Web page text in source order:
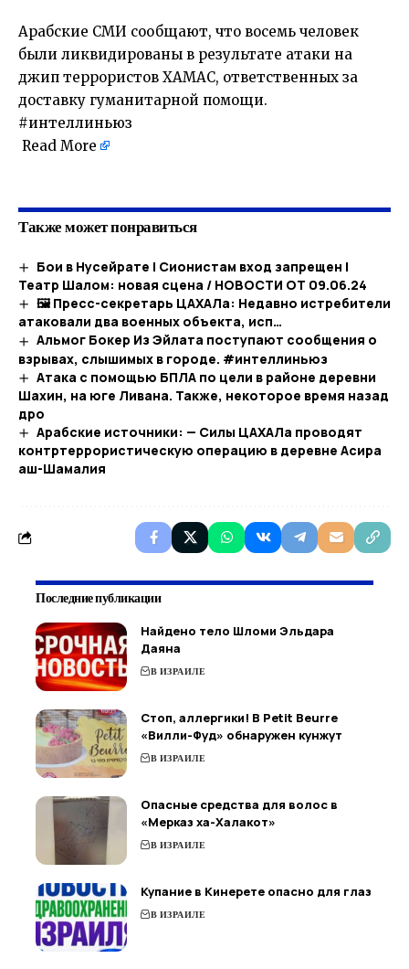
Арабские СМИ сообщают, что восемь человек
были ликвидированы в результате атаки на
джип террористов ХАМАС, ответственных за
доставку гуманитарной помощи.
#интеллиньюз
Read More
Также может понравиться
Бои в Нусейрате | Сионистам вход запрещен |
Театр Шалом: новая сцена / НОВОСТИ ОТ 09.06.24
🖼 Пресс-секретарь ЦАХАЛа: Недавно истребители
атаковали два военных объекта, исп…​
Альмог Бокер Из Эйлата поступают сообщения о
взрывах, слышимых в городе. #интеллиньюз
Атака с помощью БПЛА по цели в районе деревни
Шахин, на юге Ливана. Также, некоторое время назад
дро
Арабские источники: — Силы ЦАХАЛа проводят
контртеррористическую операцию в деревне Асира
аш-Шамалия
Последние публикации
Найдено тело Шломи Эльдара
Даяна
В ИЗРАИЛЕ
Стоп, аллергики! В Petit Beurre
«Вилли-Фуд» обнаружен кунжут
В ИЗРАИЛЕ
Опасные средства для волос в
«Мерказ ха-Халакот»
В ИЗРАИЛЕ
Купание в Кинерете опасно для глаз
В ИЗРАИЛЕ